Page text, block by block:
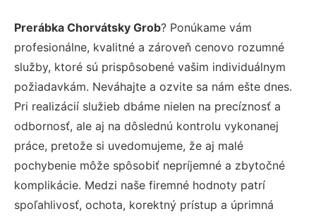
Prerábka Chorvátsky Grob? Ponúkame vám
profesionálne, kvalitné a zároveň cenovo rozumné
služby, ktoré sú prispôsobené vašim individuálnym
požiadavkám. Neváhajte a ozvite sa nám ešte dnes.
Pri realizácií služieb dbáme nielen na precíznosť a
odbornosť, ale aj na dôslednú kontrolu vykonanej
práce, pretože si uvedomujeme, že aj malé
pochybenie môže spôsobiť nepríjemné a zbytočné
komplikácie. Medzi naše firemné hodnoty patrí
spoľahlivosť, ochota, korektný prístup a úprimná